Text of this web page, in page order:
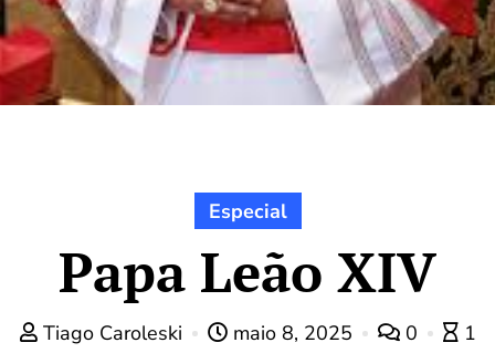
Especial
Papa Leão XIV
Tiago Caroleski maio 8, 2025 0
1